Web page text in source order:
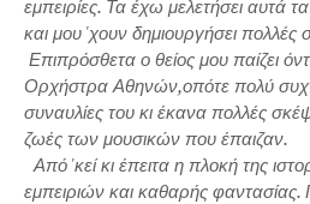
εμπειρίες. Τα έχω μελετήσει αυτά
και μου 'χουν δημιουργήσει πολλές
Επιπρόσθετα ο θείος μου παίζει
Ορχήστρα Αθηνών,οπότε πολύ
συναυλίες του κι έκανα πολλές
ζωές των μουσικών που έπαιζαν.
Από 'κεί κι έπειτα η πλοκή της
εμπειριών και καθαρής